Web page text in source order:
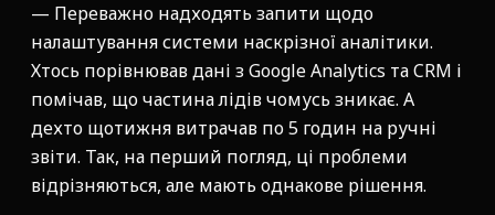
— Переважно надходять запити щодо
налаштування системи наскрізної аналітики.
Хтось порівнював дані з Google Analytics та CRM і
помічав, що частина лідів чомусь зникає. А
дехто щотижня витрачав по 5 годин на ручні
звіти. Так, на перший погляд, ці проблеми
відрізняються, але мають однакове рішення.